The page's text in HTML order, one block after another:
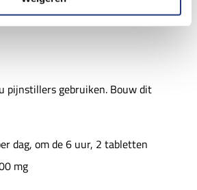
pijnstillers gebruiken. Bouw dit
dag, om de 6 uur, 2 tabletten
mg